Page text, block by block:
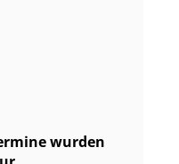
wurden